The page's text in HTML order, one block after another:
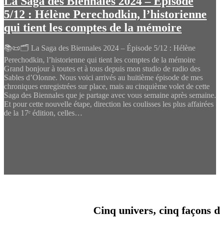
5/12 : Hélène Perechodkin, l’historienne
qui tient les comptes de la mémoire
📚📜🗂️ La Saga des Biennales 2024 – Épisode 5/12 : Hélène
Perechodkin, l’historienne qui tient les comptes de la mémoire
Grand bonjour à toutes et à tous depuis mon studio de radio des
Sables d’Olonne. Nous voici arrivés au huitième épisode de mes
chroniques enregistrées sur place, mais au cinquième volet de cette
Saga des Biennales que je partage avec vous semaine après semaine.
Et pour cette nouvelle étape, direction les coulisses les plus affairées
de la 17ᵉ édition, celles…
Cinq univers, cinq façons